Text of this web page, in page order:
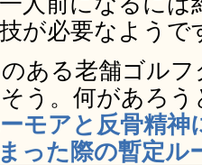
が必要なようで
ある老舗ゴル
う。何があろ
モアと反骨精
った際の暫定ル